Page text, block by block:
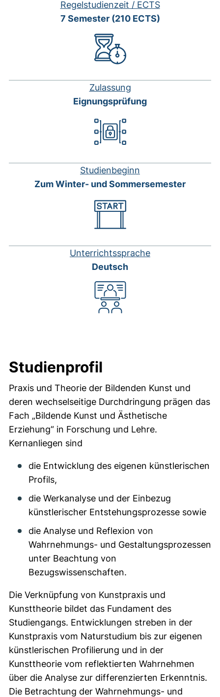
Regelstudienzeit / ECTS
7 Semester (210 ECTS)
Zulassung
Eignungsprüfung
Studienbeginn
Zum Winter- und Sommersemester
Unterrichtssprache
Deutsch
Studienprofil
Praxis und Theorie der Bildenden Kunst und
deren wechselseitige Durchdringung prägen das
Fach „Bildende Kunst und Ästhetische
Erziehung“ in Forschung und Lehre.
Kernanliegen sind
die Entwicklung des eigenen künstlerischen
Profils,
die Werkanalyse und der Einbezug
künstlerischer Entstehungsprozesse sowie
die Analyse und Reflexion von
Wahrnehmungs- und Gestaltungsprozessen
unter Beachtung von
Bezugswissenschaften.
Die Verknüpfung von Kunstpraxis und
Kunsttheorie bildet das Fundament des
Studiengangs. Entwicklungen streben in der
Kunstpraxis vom Naturstudium bis zur eigenen
künstlerischen Profilierung und in der
Kunsttheorie vom reflektierten Wahrnehmen
über die Analyse zur differenzierten Erkenntnis.
Die Betrachtung der Wahrnehmungs- und